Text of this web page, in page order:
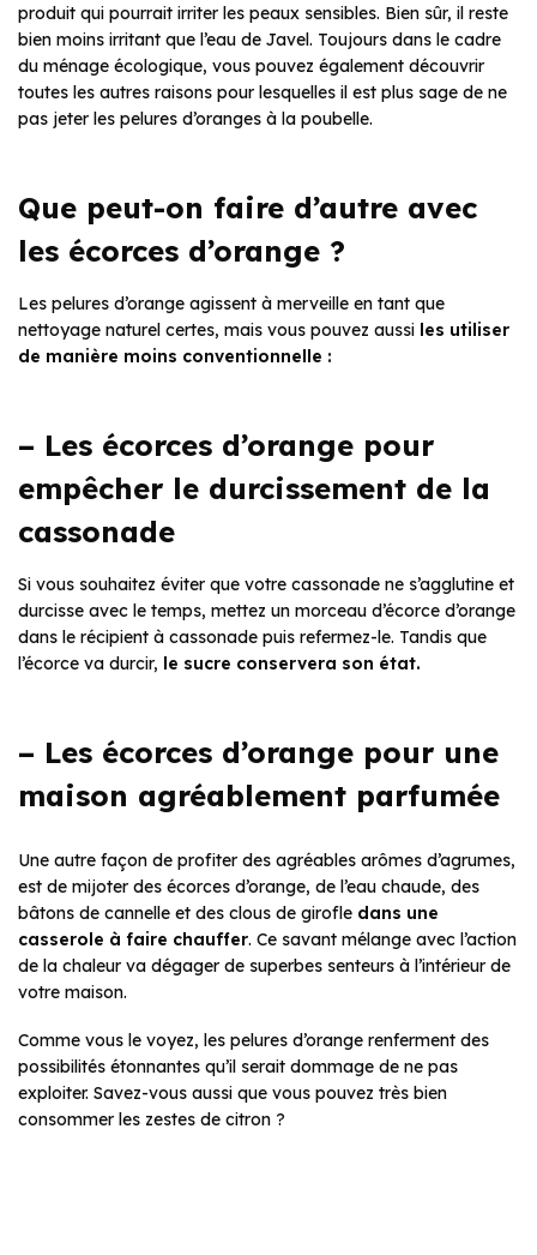
produit qui pourrait irriter les peaux sensibles. Bien sûr, il reste
bien moins irritant que l’eau de Javel. Toujours dans le cadre
du ménage écologique, vous pouvez également découvrir
toutes les autres raisons pour lesquelles il est plus sage de ne
pas jeter les pelures d’oranges à la poubelle.
Que peut-on faire d’autre avec
les écorces d’orange ?
Les pelures d’orange agissent à merveille en tant que
nettoyage naturel certes, mais vous pouvez aussi les utiliser
de manière moins conventionnelle :
– Les écorces d’orange pour
empêcher le durcissement de la
cassonade
Si vous souhaitez éviter que votre cassonade ne s’agglutine et
durcisse avec le temps, mettez un morceau d’écorce d’orange
dans le récipient à cassonade puis refermez-le. Tandis que
l’écorce va durcir, le sucre conservera son état.
– Les écorces d’orange pour une
maison agréablement parfumée
Une autre façon de profiter des agréables arômes d’agrumes,
est de mijoter des écorces d’orange, de l’eau chaude, des
bâtons de cannelle et des clous de girofle dans une
casserole à faire chauffer. Ce savant mélange avec l’action
de la chaleur va dégager de superbes senteurs à l’intérieur de
votre maison.
Comme vous le voyez, les pelures d’orange renferment des
possibilités étonnantes qu’il serait dommage de ne pas
exploiter. Savez-vous aussi que vous pouvez très bien
consommer les zestes de citron ?